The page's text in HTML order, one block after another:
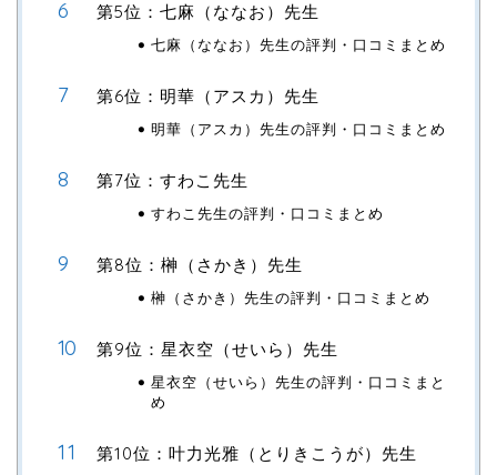
第5位：七麻（ななお）先生
七麻（ななお）先生の評判・口コミまとめ
第6位：明華（アスカ）先生
明華（アスカ）先生の評判・口コミまとめ
第7位：すわこ先生
すわこ先生の評判・口コミまとめ
第8位：榊（さかき）先生
榊（さかき）先生の評判・口コミまとめ
第9位：星衣空（せいら）先生
星衣空（せいら）先生の評判・口コミまと
め
第10位：叶力光雅（とりきこうが）先生